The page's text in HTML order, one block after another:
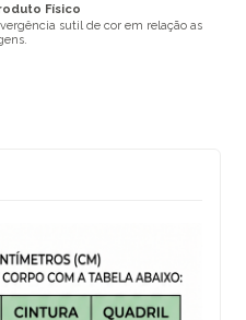
Físico
sutil de cor em relação as